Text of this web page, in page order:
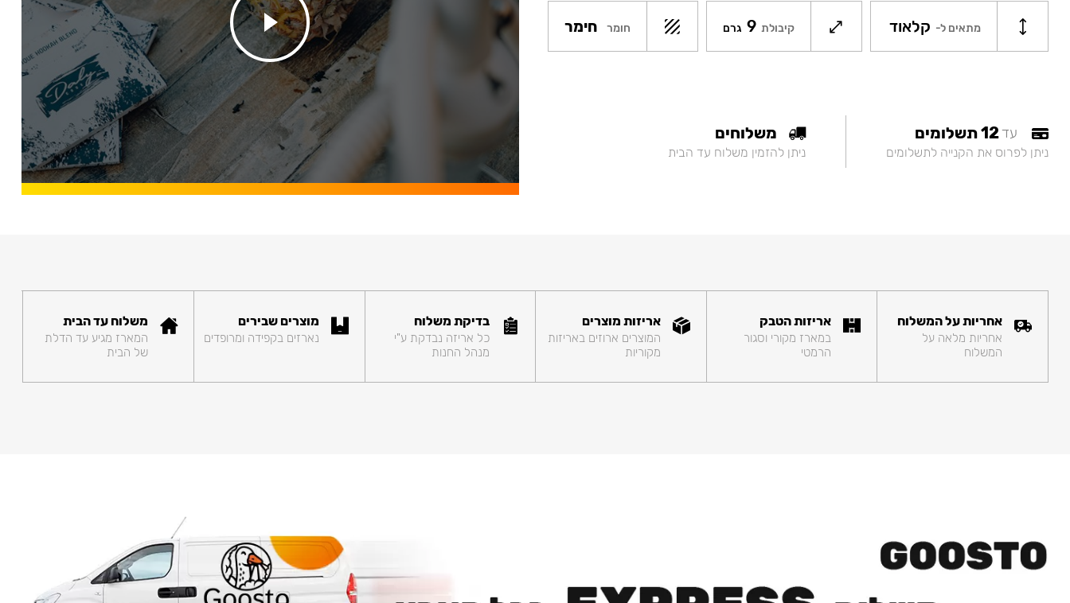
מתאים ל- קלאוד קיבולת 9 גרם חומר חימר
עד12 תשלומים
ניתן לפרוס את הקנייה לתשלומים
משלוחים
ניתן להזמין משלוח עד הבית
אחריות על המשלוח
אחריות מלאה על
המשלוח
אריזות הטבק
במארז מקורי וסגור
הרמטי
אריזות מוצרים
המוצרים ארוזים באריזות
מקוריות
בדיקת משלוח
כל אריזה נבדקת ע"י
מנהל החנות
מוצרים שבירים
נארזים בקפידה ומרופדים
משלוח עד הבית
המארז מגיע עד הדלת
של הבית